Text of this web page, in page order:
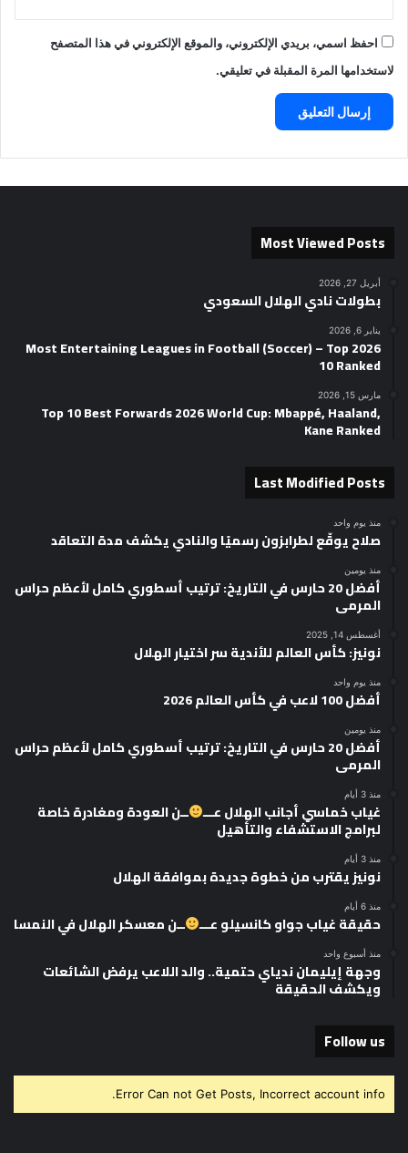
احفظ اسمي، بريدي الإلكتروني، والموقع الإلكتروني في هذا المتصفح
لاستخدامها المرة المقبلة في تعليقي.
Most Viewed Posts
أبريل 27, 2026
بطولات نادي الهلال السعودي
يناير 6, 2026
2026 Most Entertaining Leagues in Football (Soccer) – Top
10 Ranked
مارس 15, 2026
Top 10 Best Forwards 2026 World Cup: Mbappé, Haaland,
Kane Ranked
Last Modified Posts
منذ يوم واحد
صلاح يوقّع لطرابزون رسميًا والنادي يكشف مدة التعاقد
منذ يومين
أفضل 20 حارس في التاريخ: ترتيب أسطوري كامل لأعظم حراس
المرمى
أغسطس 14, 2025
نونيز: كأس العالم للأندية سر اختيار الهلال
منذ يوم واحد
أفضل 100 لاعب في كأس العالم 2026
منذ يومين
أفضل 20 حارس في التاريخ: ترتيب أسطوري كامل لأعظم حراس
المرمى
منذ 3 أيام
غياب خماسي أجانب الهلال عـــ ــن العودة ومغادرة خاصة
لبرامج الاستشفاء والتأهيل
منذ 3 أيام
نونيز يقترب من خطوة جديدة بموافقة الهلال
منذ 6 أيام
حقيقة غياب جواو كانسيلو عـــ ــن معسكر الهلال في النمسا
منذ أسبوع واحد
وجهة إيليمان ندياي حتمية.. والد اللاعب يرفض الشائعات
ويكشف الحقيقة
Follow us
Error Can not Get Posts, Incorrect account info.